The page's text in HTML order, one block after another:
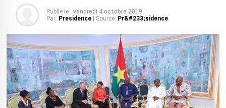
Publié le : vendredi 4 octobre 2019
Par: Presidence | Source: Pr&#233;sidence